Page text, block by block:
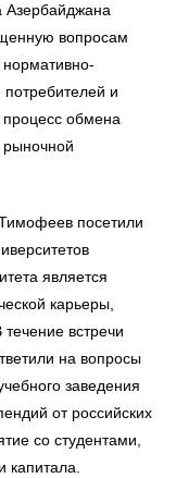
Азербайджана
вопросам
нормативно-
и
обмена
рыночной
посетили
является
карьеры,
встречи
на вопросы
заведения
от российских
со студентами,
капитала.